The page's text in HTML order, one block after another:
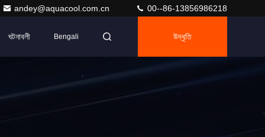
andey@aquacool.com.cn 00--86-13856986218
ঘটনাবলী Bengali উদ্ধৃতি